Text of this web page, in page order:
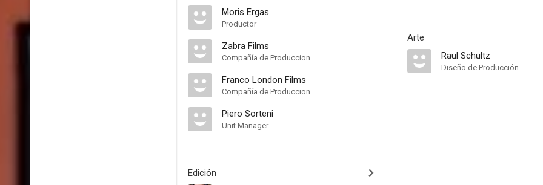
Moris Ergas
Productor
Zabra Films
Compañía de Produccion
Franco London Films
Compañía de Produccion
Piero Sorteni
Unit Manager
Edición
Arte
Raul Schultz
Diseño de Producción